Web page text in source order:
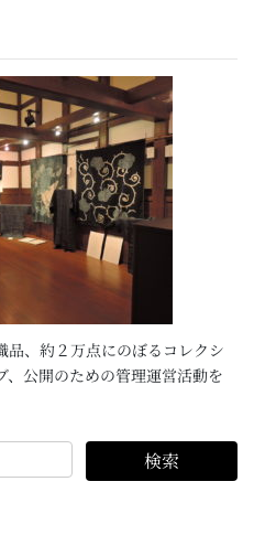
品、約２万点にのぼるコレクシ
、公開のための管理運営活動を